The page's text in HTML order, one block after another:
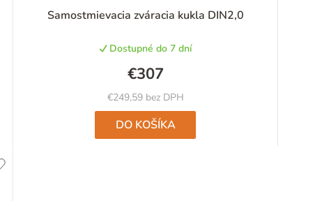
Samostmievacia zváracia kukla DIN2,0
Dostupné do 7 dní
€249,59 bez DPH
€307
DO KOŠÍKA